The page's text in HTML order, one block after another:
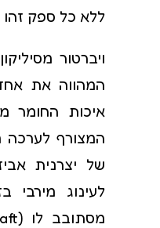
ללא כל ספק זהו
המהווה את
המצורף לערכה
לעינוג מירבי